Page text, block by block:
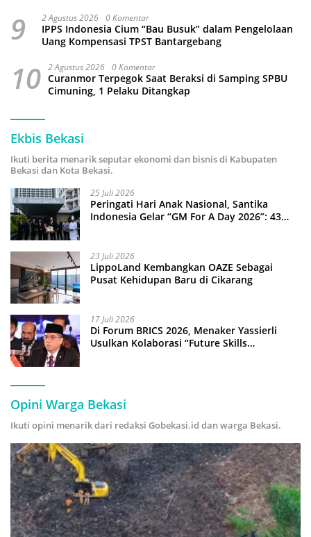
9 2 Agustus 2026 0 Komentar
IPPS Indonesia Cium “Bau Busuk” dalam Pengelolaan
Uang Kompensasi TPST Bantargebang
10 2 Agustus 2026 0 Komentar
Curanmor Terpegok Saat Beraksi di Samping SPBU
Cimuning, 1 Pelaku Ditangkap
Ekbis Bekasi
Ikuti berita menarik seputar ekonomi dan bisnis di Kabupaten
Bekasi dan Kota Bekasi.
25 Juli 2026
Peringati Hari Anak Nasional, Santika
Indonesia Gelar “GM For A Day 2026”: 43
23 Juli 2026
LippoLand Kembangkan OAZE Sebagai
Pusat Kehidupan Baru di Cikarang
17 Juli 2026
Di Forum BRICS 2026, Menaker Yassierli
Usulkan Kolaborasi “Future Skills
Opini Warga Bekasi
Ikuti opini menarik dari redaksi Gobekasi.id dan warga Bekasi.